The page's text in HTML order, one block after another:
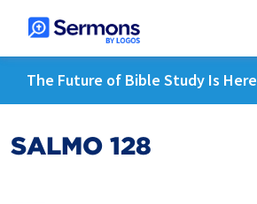
The Future of Bible Study Is Here
SALMO 128